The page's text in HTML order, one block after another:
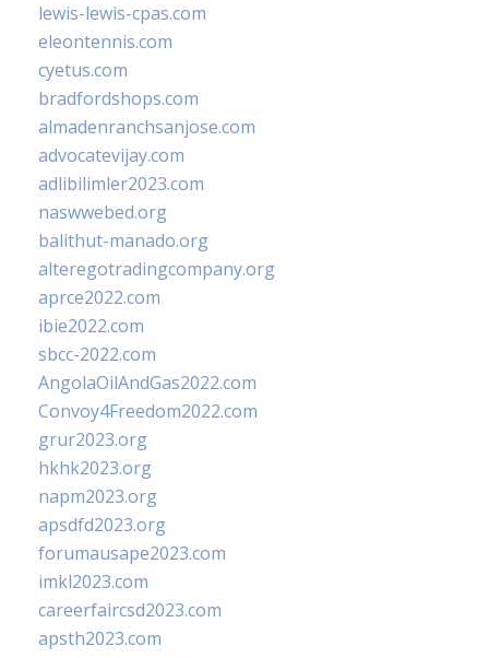
lewis-lewis-cpas.com
eleontennis.com
cyetus.com
bradfordshops.com
almadenranchsanjose.com
advocatevijay.com
adlibilimler2023.com
naswwebed.org
balithut-manado.org
alteregotradingcompany.org
aprce2022.com
ibie2022.com
sbcc-2022.com
AngolaOilAndGas2022.com
Convoy4Freedom2022.com
grur2023.org
hkhk2023.org
napm2023.org
apsdfd2023.org
forumausape2023.com
imkl2023.com
careerfaircsd2023.com
apsth2023.com